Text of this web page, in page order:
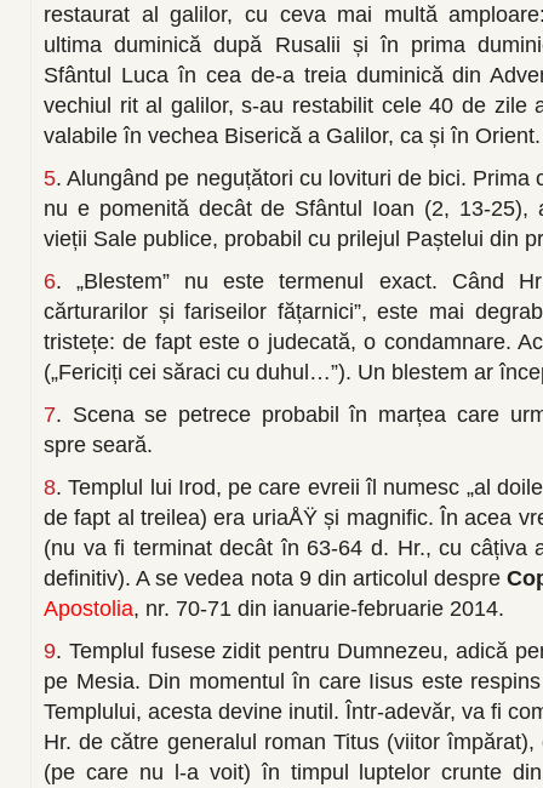
restaurat al galilor, cu ceva mai multă
ultima duminică după Rusalii și în prima
Sfântul Luca în cea de-a treia duminică din
vechiul rit al galilor, s-au restabilit cele 40 de zile
valabile în vechea Biserică a Galilor, ca și în Orient.
5. Alungând pe neguțători cu lovituri de bici. Prima
nu e pomenită decât de Sfântul Ioan (2, 13-25),
vieții Sale publice, probabil cu prilejul Paștelui din
6. „Blestem” nu este termenul exact. Când
cărturarilor și fariseilor fățarnici”, este mai
tristețe: de fapt este o judecată, o condamnare.
(„Fericiți cei săraci cu duhul…”). Un blestem ar
7. Scena se petrece probabil în marțea care
spre seară.
8. Templul lui Irod, pe care evreii îl numesc „al
de fapt al treilea) era uriaÅŸ și magnific. În acea
(nu va fi terminat decât în 63-64 d. Hr., cu câțiva
definitiv). A se vedea nota 9 din articolul despre
Apostolia, nr. 70-71 din ianuarie-februarie 2014.
9. Templul fusese zidit pentru Dumnezeu, adică
pe Mesia. Din momentul în care Iisus este
Templului, acesta devine inutil. Într-adevăr, va fi
Hr. de către generalul roman Titus (viitor
(pe care nu l-a voit) în timpul luptelor crunte